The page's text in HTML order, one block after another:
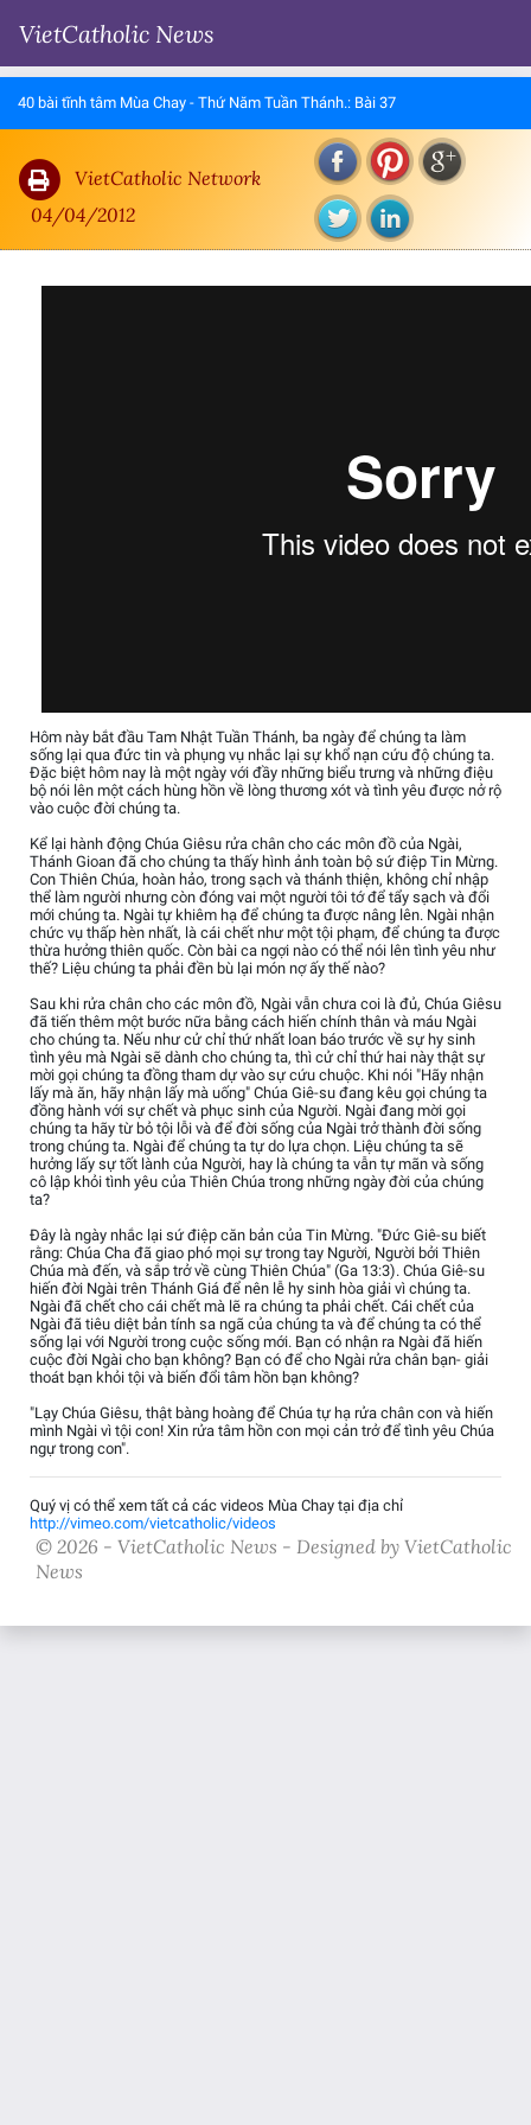
VietCatholic News
40 bài tĩnh tâm Mùa Chay - Thứ Năm Tuần Thánh.: Bài 37
VietCatholic Network
04/04/2012
Hôm này bắt đầu Tam Nhật Tuần Thánh, ba ngày để chúng ta làm
sống lại qua đức tin và phụng vụ nhắc lại sự khổ nạn cứu độ chúng ta.
Ðặc biệt hôm nay là một ngày với đầy những biểu trưng và những điệu
bộ nói lên một cách hùng hồn về lòng thương xót và tình yêu được nở rộ
vào cuộc đời chúng ta.
Kể lại hành động Chúa Giêsu rửa chân cho các môn đồ của Ngài,
Thánh Gioan đã cho chúng ta thấy hình ảnh toàn bộ sứ điệp Tin Mừng.
Con Thiên Chúa, hoàn hảo, trong sạch và thánh thiện, không chỉ nhập
thể làm người nhưng còn đóng vai một người tôi tớ để tẩy sạch và đổi
mới chúng ta. Ngài tự khiêm hạ để chúng ta được nâng lên. Ngài nhận
chức vụ thấp hèn nhất, là cái chết như một tội phạm, để chúng ta được
thừa hưởng thiên quốc. Còn bài ca ngợi nào có thể nói lên tình yêu như
thế? Liệu chúng ta phải đền bù lại món nợ ấy thế nào?
Sau khi rửa chân cho các môn đồ, Ngài vẫn chưa coi là đủ, Chúa Giêsu
đã tiến thêm một bước nữa bằng cách hiến chính thân và máu Ngài
cho chúng ta. Nếu như cử chỉ thứ nhất loan báo trước về sự hy sinh
tình yêu mà Ngài sẽ dành cho chúng ta, thì cử chỉ thứ hai này thật sự
mời gọi chúng ta đồng tham dự vào sự cứu chuộc. Khi nói "Hãy nhận
lấy mà ăn, hãy nhận lấy mà uống" Chúa Giê-su đang kêu gọi chúng ta
đồng hành với sự chết và phục sinh của Người. Ngài đang mời gọi
chúng ta hãy từ bỏ tội lỗi và để đời sống của Ngài trở thành đời sống
trong chúng ta. Ngài để chúng ta tự do lựa chọn. Liệu chúng ta sẽ
hưởng lấy sự tốt lành của Người, hay là chúng ta vẫn tự mãn và sống
cô lập khỏi tình yêu của Thiên Chúa trong những ngày đời của chúng
ta?
Ðây là ngày nhắc lại sứ điệp căn bản của Tin Mừng. "Ðức Giê-su biết
rằng: Chúa Cha đã giao phó mọi sự trong tay Người, Người bởi Thiên
Chúa mà đến, và sắp trở về cùng Thiên Chúa" (Ga 13:3). Chúa Giê-su
hiến đời Ngài trên Thánh Giá để nên lễ hy sinh hòa giải vì chúng ta.
Ngài đã chết cho cái chết mà lẽ ra chúng ta phải chết. Cái chết của
Ngài đã tiêu diệt bản tính sa ngã của chúng ta và để chúng ta có thể
sống lại với Người trong cuộc sống mới. Bạn có nhận ra Ngài đã hiến
cuộc đời Ngài cho bạn không? Bạn có để cho Ngài rửa chân bạn- giải
thoát bạn khỏi tội và biến đổi tâm hồn bạn không?
"Lạy Chúa Giêsu, thật bàng hoàng để Chúa tự hạ rửa chân con và hiến
mình Ngài vì tội con! Xin rửa tâm hồn con mọi cản trở để tình yêu Chúa
ngự trong con".
Quý vị có thể xem tất cả các videos Mùa Chay tại địa chỉ
http://vimeo.com/vietcatholic/videos
© 2026 - VietCatholic News - Designed by VietCatholic
News